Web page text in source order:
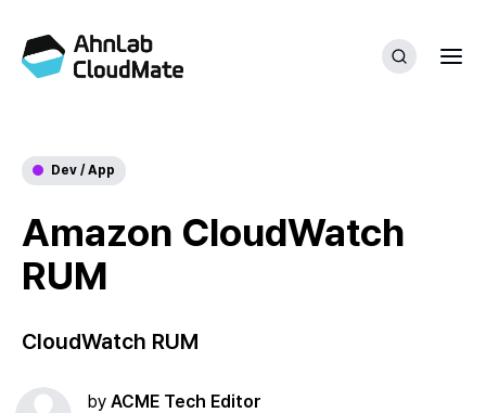
Dev / App
Amazon CloudWatch
RUM
CloudWatch RUM
by ACME Tech Editor